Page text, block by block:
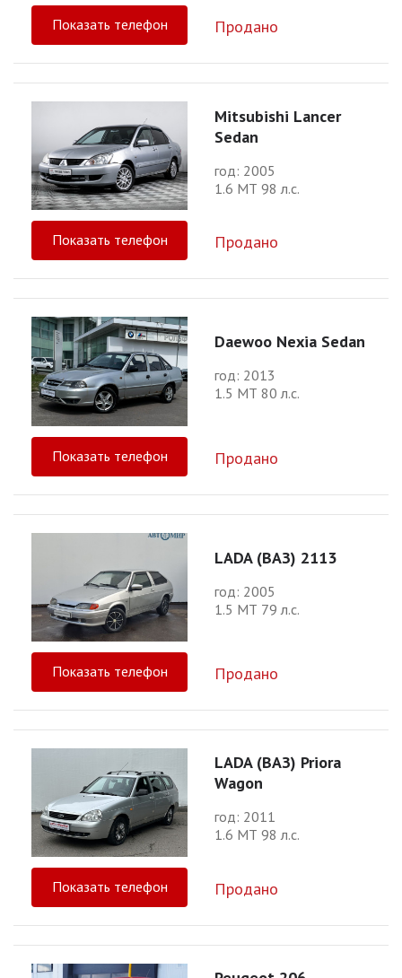
Показать телефон Продано
Mitsubishi Lancer
Sedan
год: 2005
1.6 МТ 98 л.с.
Показать телефон Продано
Daewoo Nexia Sedan
год: 2013
1.5 МТ 80 л.с.
Показать телефон Продано
LADA (ВАЗ) 2113
год: 2005
1.5 МТ 79 л.с.
Показать телефон Продано
LADA (ВАЗ) Priora
Wagon
год: 2011
1.6 МТ 98 л.с.
Показать телефон Продано